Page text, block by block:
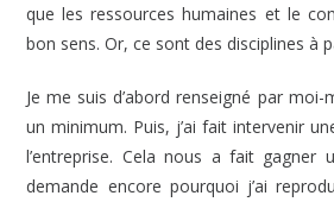
que les ressources humaines et le
bon sens. Or, ce sont des disciplines à
Je me suis d’abord renseigné par
un minimum. Puis, j’ai fait intervenir
l’entreprise. Cela nous a fait
demande encore pourquoi j’ai